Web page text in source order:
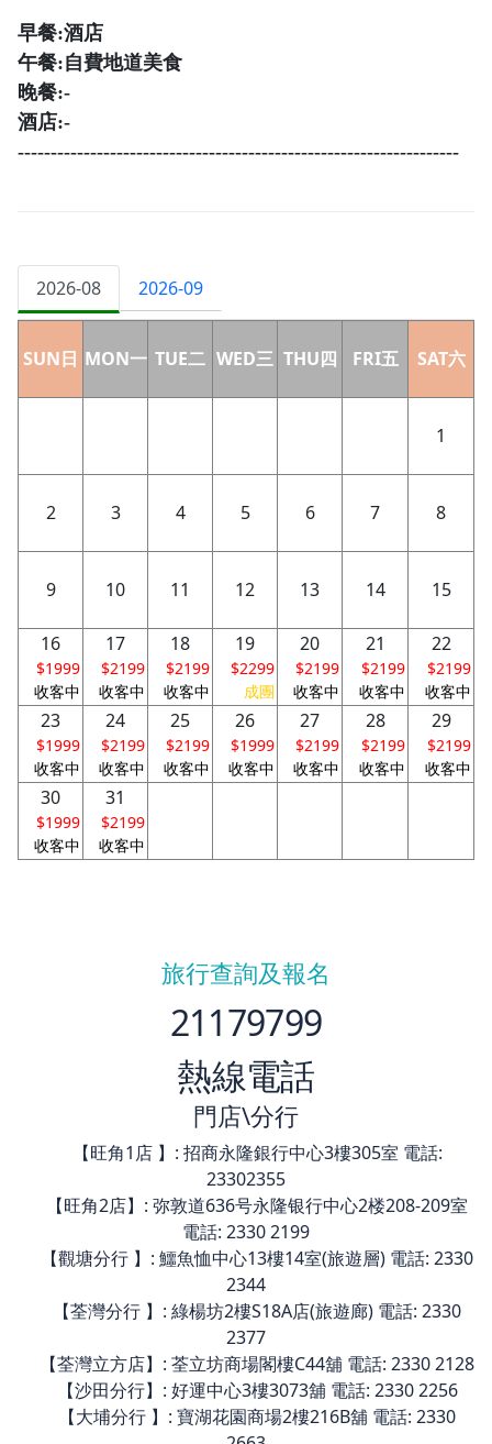
早餐:酒店
午餐:自費地道美食
晚餐:-
酒店:-
-------------------------------------------------------------------
2026-08 2026-09
SUN日 MON一 TUE二 WED三 THU四 FRI五 SAT六
1
2 3 4 5 6 7 8
9 10 11 12 13 14 15
16
$1999
收客中
17
$2199
收客中
18
$2199
收客中
19
$2299
成團
20
$2199
收客中
21
$2199
收客中
22
$2199
收客中
23
$1999
收客中
24
$2199
收客中
25
$2199
收客中
26
$1999
收客中
27
$2199
收客中
28
$2199
收客中
29
$2199
收客中
30
$1999
收客中
31
$2199
收客中
旅行查詢及報名
21179799
熱線電話
門店\分行
【旺角1店 】: 招商永隆銀行中心3樓305室 電話:
23302355
【旺角2店】: 弥敦道636号永隆银行中心2楼208-209室
電話: 2330 2199
【觀塘分行 】: 鱷魚恤中心13樓14室(旅遊層) 電話: 2330
2344
【荃灣分行 】: 綠楊坊2樓S18A店(旅遊廊) 電話: 2330
2377
【荃灣立方店】: 荃立坊商場閣樓C44舖 電話: 2330 2128
【沙田分行】: 好運中心3樓3073舖 電話: 2330 2256
【大埔分行 】: 寶湖花園商場2樓216B舖 電話: 2330